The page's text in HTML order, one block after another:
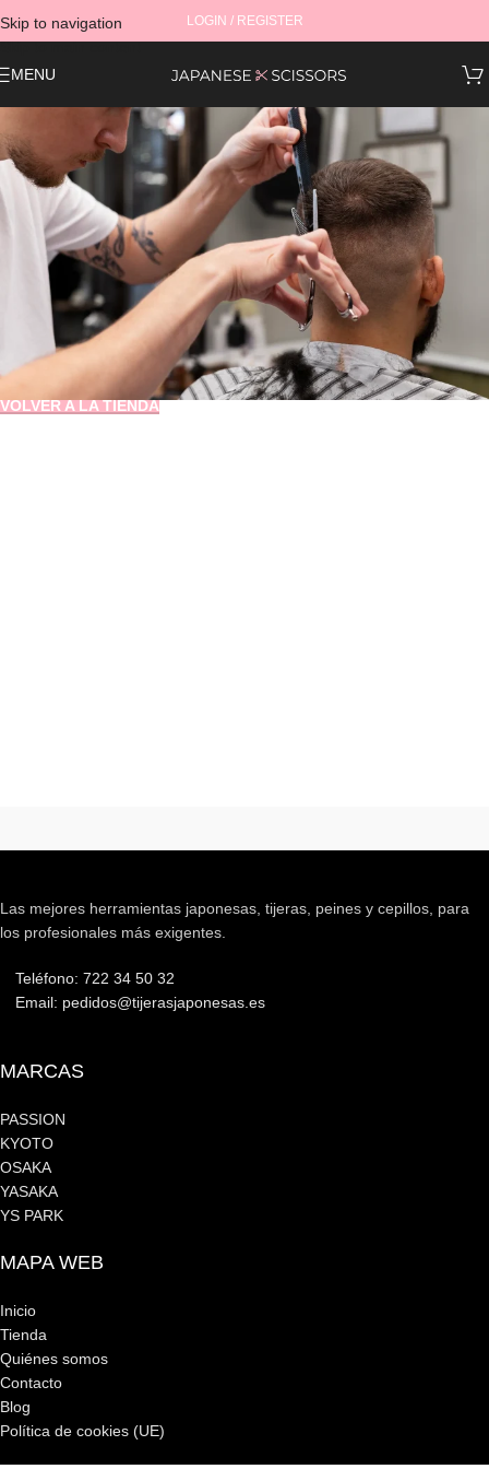
Skip to navigation
Skip to main content
LOGIN / REGISTER
MENU
Tu carrito está vacío.
Antes de pasar por caja debe añadir algunos productos a su cesta de
la compra.
Encontrará muchos productos interesantes en nuestra página
"Tienda".
VOLVER A LA TIENDA
Las mejores herramientas japonesas, tijeras, peines y cepillos, para
los profesionales más exigentes.
Teléfono: 722 34 50 32
Email: pedidos@tijerasjaponesas.es
MARCAS
PASSION
KYOTO
OSAKA
YASAKA
YS PARK
MAPA WEB
Inicio
Tienda
Quiénes somos
Contacto
Blog
Política de cookies (UE)